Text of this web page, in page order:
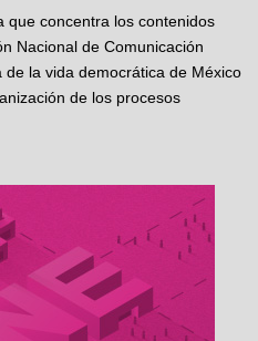
que concentra los contenidos
Nacional de Comunicación
de la vida democrática de México
de los procesos